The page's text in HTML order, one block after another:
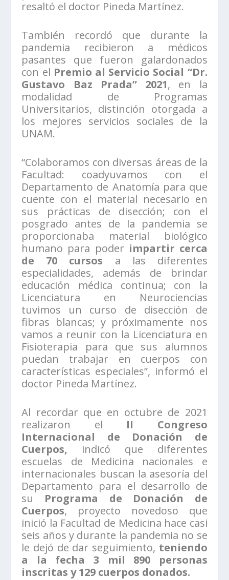
resaltó el doctor Pineda Martínez.
También recordó que durante la
pandemia recibieron a médicos
pasantes que fueron galardonados
con el Premio al Servicio Social “Dr.
Gustavo Baz Prada” 2021, en la
modalidad de Programas
Universitarios, distinción otorgada a
los mejores servicios sociales de la
UNAM.
“Colaboramos con diversas áreas de la
Facultad: coadyuvamos con el
Departamento de Anatomía para que
cuente con el material necesario en
sus prácticas de disección; con el
posgrado antes de la pandemia se
proporcionaba material biológico
humano para poder impartir cerca
de 70 cursos a las diferentes
especialidades, además de brindar
educación médica continua; con la
Licenciatura en Neurociencias
tuvimos un curso de disección de
fibras blancas; y próximamente nos
vamos a reunir con la Licenciatura en
Fisioterapia para que sus alumnos
puedan trabajar en cuerpos con
características especiales”, informó el
doctor Pineda Martínez.
Al recordar que en octubre de 2021
realizaron el II Congreso
Internacional de Donación de
Cuerpos, indicó que diferentes
escuelas de Medicina nacionales e
internacionales buscan la asesoría del
Departamento para el desarrollo de
su Programa de Donación de
Cuerpos, proyecto novedoso que
inició la Facultad de Medicina hace casi
seis años y durante la pandemia no se
le dejó de dar seguimiento, teniendo
a la fecha 3 mil 890 personas
inscritas y 129 cuerpos donados.